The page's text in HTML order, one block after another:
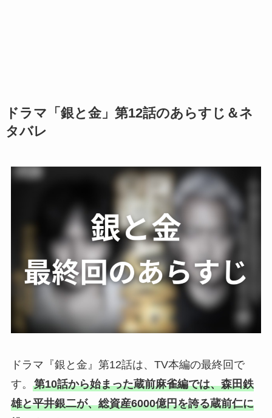
ドラマ「銀と金」第12話のあらすじ＆ネ
タバレ
ドラマ『銀と金』第12話は、TV本編の最終回で
す。 第10話から始まった蔵前麻雀編では、森田鉄
雄と平井銀二が、総資産6000億円を誇る蔵前仁に